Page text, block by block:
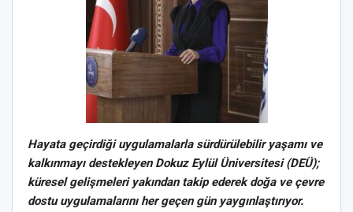
Hayata geçirdiği uygulamalarla sürdürülebilir yaşamı ve
kalkınmayı destekleyen Dokuz Eylül Üniversitesi (DEÜ);
küresel gelişmeleri yakından takip ederek doğa ve çevre
dostu uygulamalarını her geçen gün yaygınlaştırıyor.